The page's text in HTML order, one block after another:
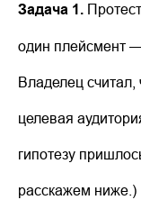
Задача 1.
один плейсмент
Владелец считал,
целевая
гипотезу
расскажем ниже.)